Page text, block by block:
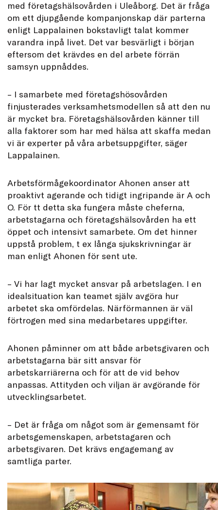
med företagshälsovården i Uleåborg. Det är fråga
om ett djupgående kompanjonskap där parterna
enligt Lappalainen bokstavligt talat kommer
varandra inpå livet. Det var besvärligt i början
eftersom det krävdes en del arbete förrän
samsyn uppnåddes.
– I samarbete med företagshösovården
finjusterades verksamhetsmodellen så att den nu
är mycket bra. Företagshälsovården känner till
alla faktorer som har med hälsa att skaffa medan
vi är experter på våra arbetsuppgifter, säger
Lappalainen.
Arbetsförmågekoordinator Ahonen anser att
proaktivt agerande och tidigt ingripande är A och
O. För tt detta ska fungera måste cheferna,
arbetstagarna och företagshälsovården ha ett
öppet och intensivt samarbete. Om det hinner
uppstå problem, t ex långa sjukskrivningar är
man enligt Ahonen för sent ute.
– Vi har lagt mycket ansvar på arbetslagen. I en
idealsituation kan teamet själv avgöra hur
arbetet ska omfördelas. Närförmannen är väl
förtrogen med sina medarbetares uppgifter.
Ahonen påminner om att både arbetsgivaren och
arbetstagarna bär sitt ansvar för
arbetskarriärerna och för att de vid behov
anpassas. Attityden och viljan är avgörande för
utvecklingsarbetet.
– Det är fråga om något som är gemensamt för
arbetsgemenskapen, arbetstagaren och
arbetsgivaren. Det krävs engagemang av
samtliga parter.